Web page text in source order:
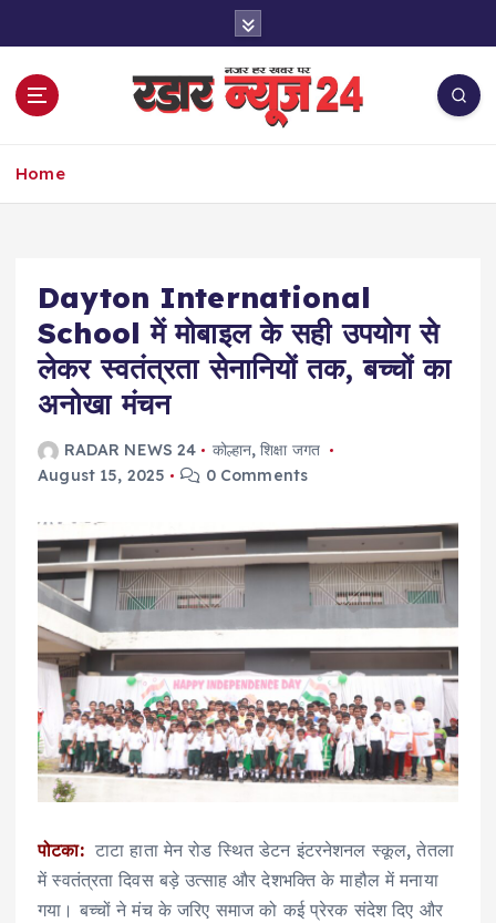
Home
Dayton International
School में मोबाइल के सही उपयोग से
लेकर स्वतंत्रता सेनानियों तक, बच्चों का
अनोखा मंचन
RADAR NEWS 24 कोल्हान,शिक्षा जगत
August 15, 2025
0 Comments
पोटका:टाटा हाता मेन रोड स्थित डेटन इंटरनेशनल स्कूल, तेतला
में स्वतंत्रता दिवस बड़े उत्साह और देशभक्ति के माहौल में मनाया
गया। बच्चों ने मंच के जरिए समाज को कई प्रेरक संदेश दिए और